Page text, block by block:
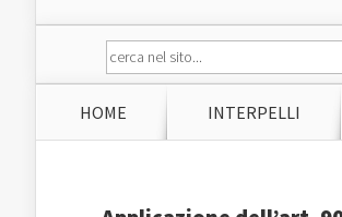
HOME INTERPELLI